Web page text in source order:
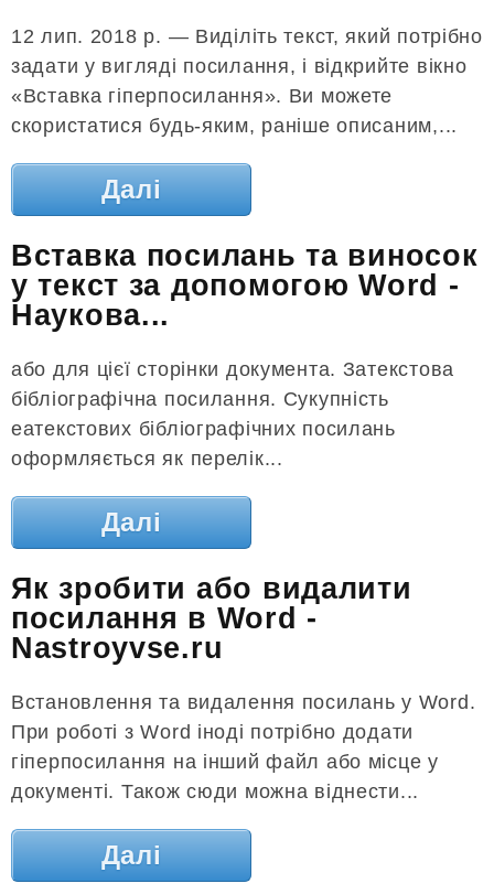
12 лип. 2018 р. — Виділіть текст, який потрібно
задати у вигляді посилання, і відкрийте вікно
«Вставка гіперпосилання». Ви можете
скористатися будь-яким, раніше описаним,...
Далі
Вставка посилань та виносок
у текст за допомогою Word -
Наукова...
або для цієї сторінки документа. Затекстова
бібліографічна посилання. Сукупність
еатекстових бібліографічних посилань
оформляється як перелік...
Далі
Як зробити або видалити
посилання в Word -
Nastroyvse.ru
Встановлення та видалення посилань у Word.
При роботі з Word іноді потрібно додати
гіперпосилання на інший файл або місце у
документі. Також сюди можна віднести...
Далі